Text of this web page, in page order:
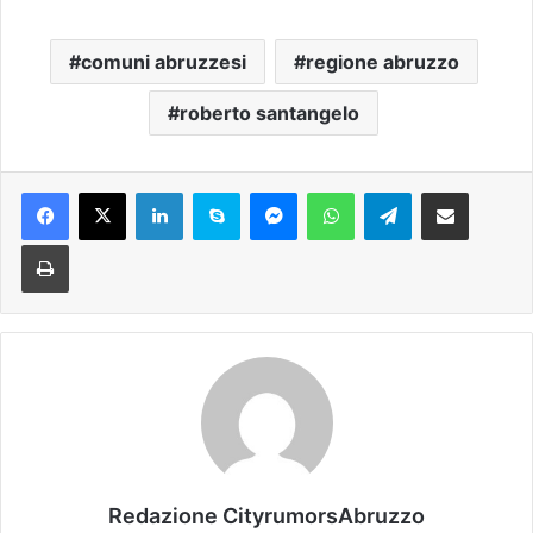
comuni abruzzesi regione abruzzo
roberto santangelo
Telegram
Redazione CityrumorsAbruzzo